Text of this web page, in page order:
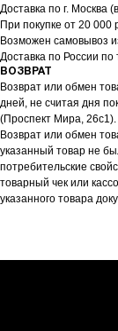
Доставка по г. Москва
При покупке от 20 000
Возможен самовывоз
Доставка по России
ВОЗВРАТ
Возврат или обмен
дней, не считая дня
(Проспект Мира, 26с1).
Возврат или обмен
указанный товар не
потребительские
товарный чек или
указанного товара